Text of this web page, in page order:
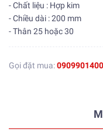
- Chất liệu : Hợp kim
- Chiều dài : 200 mm
- Thân 25 hoặc 30
Gọi đặt mua:0909901400